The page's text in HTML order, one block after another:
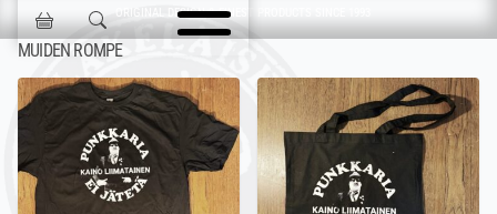
Ohita navigointi
Jokisen Valinta ORIGINAL DESIGN & FINEST PRODUCTS SINCE 1993
MUIDEN ROMPE